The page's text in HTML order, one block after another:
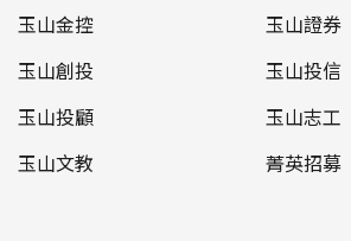
玉山金控
玉山證券
玉山創投
玉山投信
玉山投顧
玉山志工
玉山文教
菁英招募